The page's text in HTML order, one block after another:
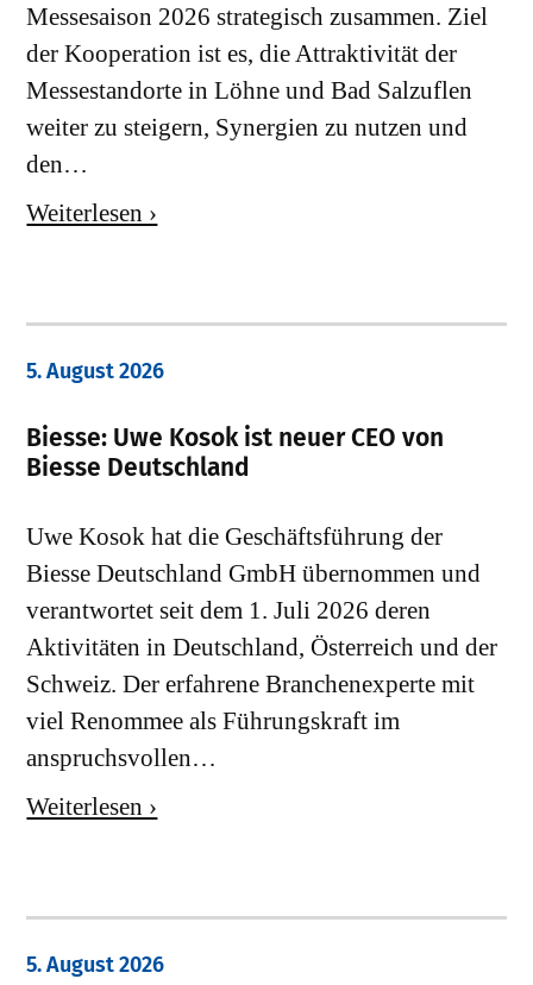
Messesaison 2026 strategisch zusammen. Ziel
der Kooperation ist es, die Attraktivität der
Messestandorte in Löhne und Bad Salzuflen
weiter zu steigern, Synergien zu nutzen und
den…
Weiterlesen ›
5. August 2026
Biesse: Uwe Kosok ist neuer CEO von
Biesse Deutschland
Uwe Kosok hat die Geschäftsführung der
Biesse Deutschland GmbH übernommen und
verantwortet seit dem 1. Juli 2026 deren
Aktivitäten in Deutschland, Österreich und der
Schweiz. Der erfahrene Branchenexperte mit
viel Renommee als Führungskraft im
anspruchsvollen…
Weiterlesen ›
5. August 2026